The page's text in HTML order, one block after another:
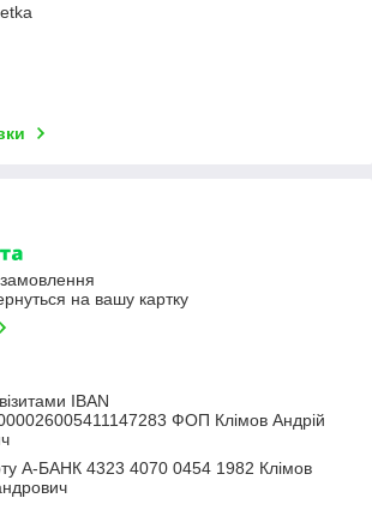
на вашу картку
IBAN
ФОП Клімов Андрій
А-БАНК 4323 4070 0454 1982 Клімов